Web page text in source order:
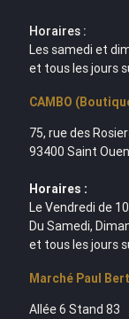
Horaires :
Les samedi et
et tous les jours
CAMBO
75, rue des
93400 Saint
Horaires :
Le Vendredi de
Du Samedi,
et tous les jours
Marché Paul Bert
Allée 6 Stand 83